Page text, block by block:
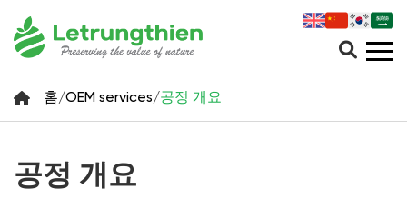
홈/OEM services/공정 개요
공정 개요